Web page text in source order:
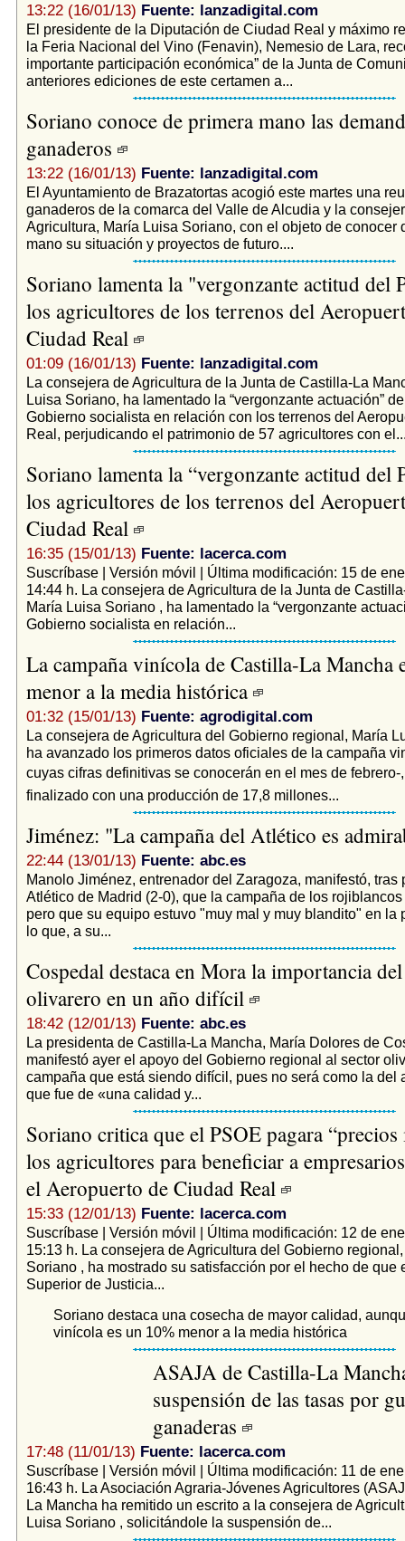
13:22 (16/01/13) Fuente: lanzadigital.com
El presidente de la Diputación de Ciudad Real y máximo
la Feria Nacional del Vino (Fenavin), Nemesio de Lara,
importante participación económica” de la Junta de
anteriores ediciones de este certamen a...
Soriano conoce de primera mano las
ganaderos
13:22 (16/01/13) Fuente: lanzadigital.com
El Ayuntamiento de Brazatortas acogió este martes una
ganaderos de la comarca del Valle de Alcudia y la
Agricultura, María Luisa Soriano, con el objeto de conocer
mano su situación y proyectos de futuro....
Soriano lamenta la "vergonzante actitud del
los agricultores de los terrenos del
Ciudad Real
01:09 (16/01/13) Fuente: lanzadigital.com
La consejera de Agricultura de la Junta de Castilla-La
Luisa Soriano, ha lamentado la “vergonzante actuación”
Gobierno socialista en relación con los terrenos del
Real, perjudicando el patrimonio de 57 agricultores con
Soriano lamenta la “vergonzante actitud del
los agricultores de los terrenos del
Ciudad Real
16:35 (15/01/13) Fuente: lacerca.com
Suscríbase | Versión móvil | Última modificación: 15 de
14:44 h. La consejera de Agricultura de la Junta de
María Luisa Soriano , ha lamentado la “vergonzante
Gobierno socialista en relación...
La campaña vinícola de Castilla-La Mancha
menor a la media histórica
01:32 (15/01/13) Fuente: agrodigital.com
La consejera de Agricultura del Gobierno regional, María
ha avanzado los primeros datos oficiales de la campaña
cuyas cifras definitivas se conocerán en el mes de febrero-
finalizado con una producción de 17,8 millones...
Jiménez: "La campaña del Atlético es
22:44 (13/01/13) Fuente: abc.es
Manolo Jiménez, entrenador del Zaragoza, manifestó, tras
Atlético de Madrid (2-0), que la campaña de los
pero que su equipo estuvo "muy mal y muy blandito" en la
lo que, a su...
Cospedal destaca en Mora la importancia
olivarero en un año difícil
18:42 (12/01/13) Fuente: abc.es
La presidenta de Castilla-La Mancha, María Dolores de
manifestó ayer el apoyo del Gobierno regional al sector
campaña que está siendo difícil, pues no será como la del
que fue de «una calidad y...
Soriano critica que el PSOE pagara
los agricultores para beneficiar a
el Aeropuerto de Ciudad Real
15:33 (12/01/13) Fuente: lacerca.com
Suscríbase | Versión móvil | Última modificación: 12 de
15:13 h. La consejera de Agricultura del Gobierno
Soriano , ha mostrado su satisfacción por el hecho de que
Superior de Justicia...
Soriano destaca una cosecha de mayor calidad,
vinícola es un 10% menor a la media histórica
ASAJA de Castilla-La
suspensión de las tasas por
ganaderas
17:48 (11/01/13) Fuente: lacerca.com
Suscríbase | Versión móvil | Última modificación: 11 de
16:43 h. La Asociación Agraria-Jóvenes Agricultores
La Mancha ha remitido un escrito a la consejera de
Luisa Soriano , solicitándole la suspensión de...